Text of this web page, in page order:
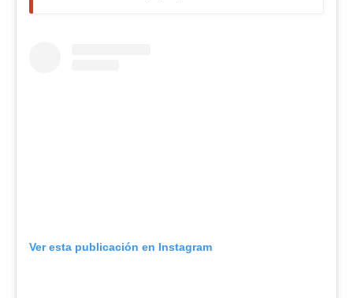
Ver esta publicación en Instagram